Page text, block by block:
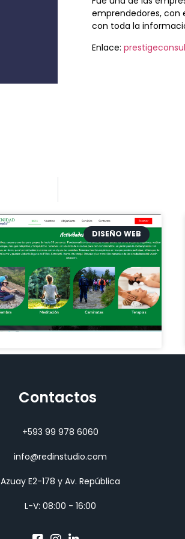
emprendedores, con
con toda la
Enlace:
DISEÑO WEB
Contactos
+593 99 978 6060
info@redinstudio.com
Azuay E2-178 y Av. República
L-V: 08:00 - 16:00